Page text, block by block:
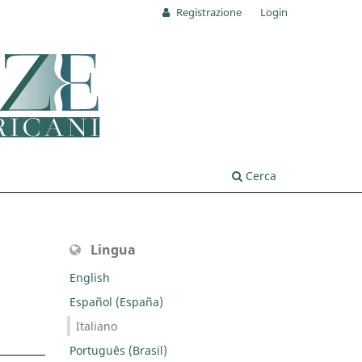
Cerca
Registrazione Login
Lingua
English
Español (España)
Italiano
Português (Brasil)